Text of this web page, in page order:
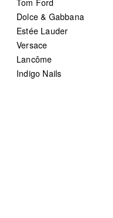
Dolce & Gabbana
Estée Lauder
Versace
Lancôme
Indigo Nails